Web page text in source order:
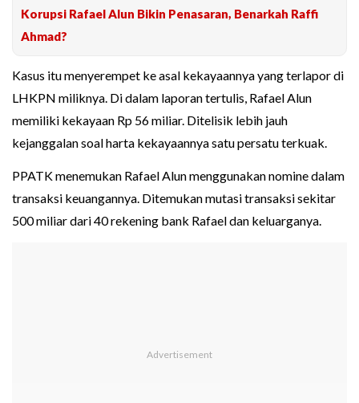
Korupsi Rafael Alun Bikin Penasaran, Benarkah Raffi
Ahmad?
Kasus itu menyerempet ke asal kekayaannya yang terlapor di
LHKPN miliknya. Di dalam laporan tertulis, Rafael Alun
memiliki kekayaan Rp 56 miliar. Ditelisik lebih jauh
kejanggalan soal harta kekayaannya satu persatu terkuak.
PPATK menemukan Rafael Alun menggunakan nomine dalam
transaksi keuangannya. Ditemukan mutasi transaksi sekitar
500 miliar dari 40 rekening bank Rafael dan keluarganya.